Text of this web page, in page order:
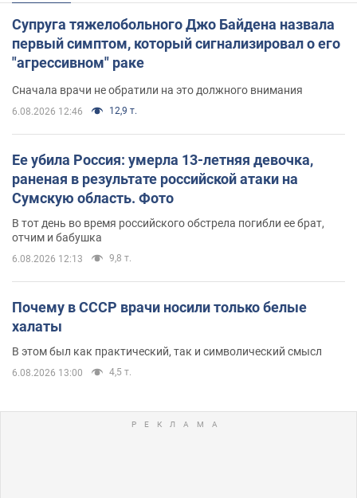
Супруга тяжелобольного Джо Байдена назвала
первый симптом, который сигнализировал о его
"агрессивном" раке
Сначала врачи не обратили на это должного внимания
6.08.2026 12:46 12,9 т.
Ее убила Россия: умерла 13-летняя девочка,
раненая в результате российской атаки на
Сумскую область. Фото
В тот день во время российского обстрела погибли ее брат,
отчим и бабушка
6.08.2026 12:13 9,8 т.
Почему в СССР врачи носили только белые
халаты
В этом был как практический, так и символический смысл
6.08.2026 13:00 4,5 т.